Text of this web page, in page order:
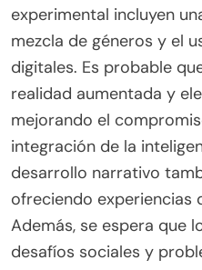
experimental incluyen
mezcla de géneros y el
digitales. Es probable
realidad aumentada y
mejorando el
integración de la
desarrollo narrativo
ofreciendo experiencias
Además, se espera que
desafíos sociales y